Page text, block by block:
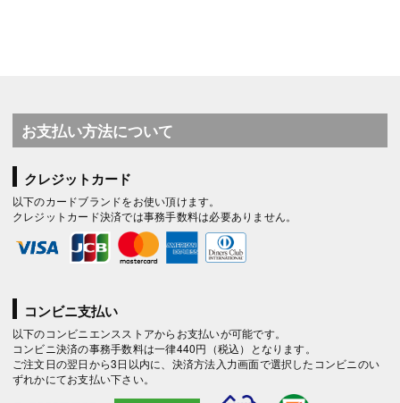
お支払い方法について
クレジットカード
以下のカードブランドをお使い頂けます。
クレジットカード決済では事務手数料は必要ありません。
コンビニ支払い
以下のコンビニエンスストアからお支払いが可能です。
コンビニ決済の事務手数料は一律440円（税込）となります。
ご注文日の翌日から3日以内に、決済方法入力画面で選択したコンビニのい
ずれかにてお支払い下さい。